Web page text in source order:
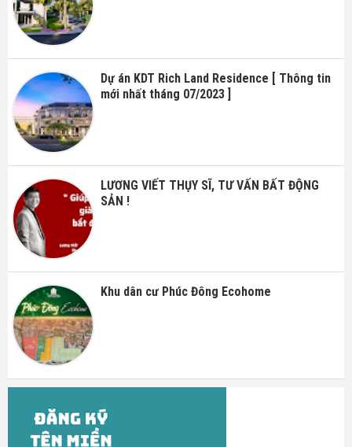
Dự án KDT Rich Land Residence [ Thông tin
mới nhất tháng 07/2023 ]
LƯƠNG VIẾT THỤY SĨ, TƯ VẤN BẤT ĐỘNG
SẢN !
Khu dân cư Phúc Đông Ecohome